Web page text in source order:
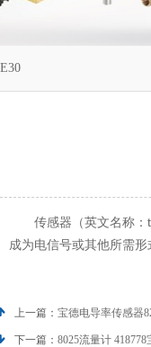
传感器（英文名称：
成为电信号或其他所需
上一篇： 宝德电导率传感器
下一篇： 8025流量计